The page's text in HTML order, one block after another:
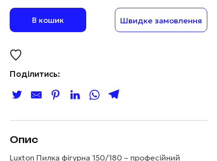
В кошик Швидке замовлення
Поділитись:
Опис
Luxton Пилка фігурна 150/180 – професійний